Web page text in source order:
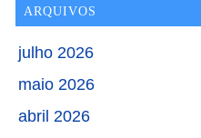
ARQUIVOS
julho 2026
maio 2026
abril 2026